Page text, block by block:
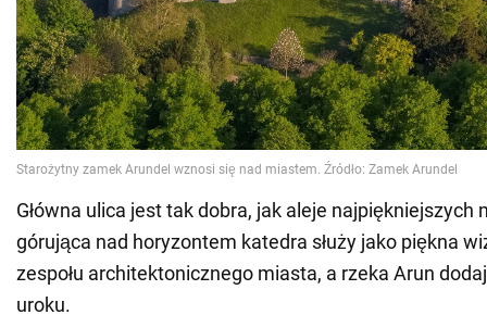
Główna ulica jest tak dobra, jak aleje najpiękniejszych
górująca nad horyzontem katedra służy jako piękna
zespołu architektonicznego miasta, a rzeka Arun
uroku.